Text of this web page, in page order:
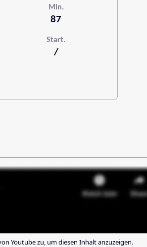
Min.
87
Start.
/
Youtubezu, um diesen Inhalt anzuzeigen.